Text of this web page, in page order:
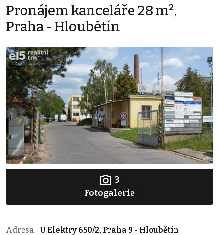
Pronájem kanceláře 28 m²,
Praha - Hloubětín
3
Fotogalerie
Adresa
U Elektry 650/2, Praha 9 - Hloubětín